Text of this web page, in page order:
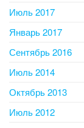
Июль 2017
Январь 2017
Сентябрь 2016
Июль 2014
Октябрь 2013
Июль 2012